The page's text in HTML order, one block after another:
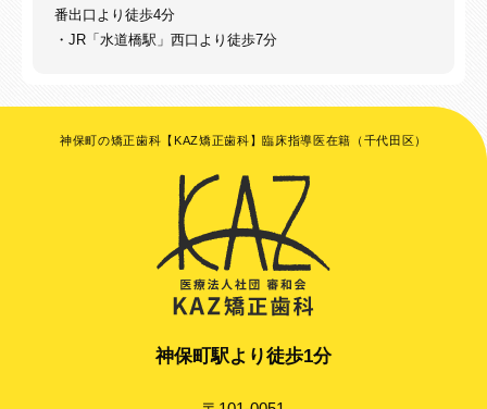
番出口より徒歩4分
・JR「水道橋駅」西口より徒歩7分
神保町の矯正歯科【KAZ矯正歯科】臨床指導医在籍（千代田区）
神保町駅より徒歩1分